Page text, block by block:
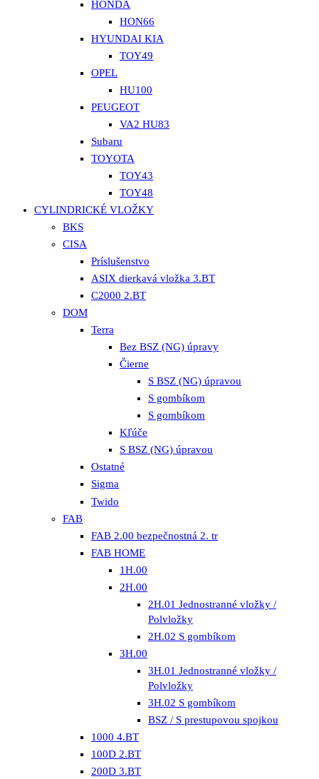
HONDA
HON66
HYUNDAI KIA
TOY49
OPEL
HU100
PEUGEOT
VA2 HU83
Subaru
TOYOTA
TOY43
TOY48
CYLINDRICKÉ VLOŽKY
BKS
CISA
Príslušenstvo
ASIX dierkavá vložka 3.BT
C2000 2.BT
DOM
Terra
Bez BSZ (NG) úpravy
Čierne
S BSZ (NG) úpravou
S gombíkom
S gombíkom
Kľúče
S BSZ (NG) úpravou
Ostatné
Sigma
Twido
FAB
FAB 2.00 bezpečnostná 2. tr
FAB HOME
1H.00
2H.00
2H.01 Jednostranné vložky /
Polvložky
2H.02 S gombíkom
3H.00
3H.01 Jednostranné vložky /
Polvložky
3H.02 S gombíkom
BSZ / S prestupovou spojkou
1000 4.BT
100D 2.BT
200D 3.BT